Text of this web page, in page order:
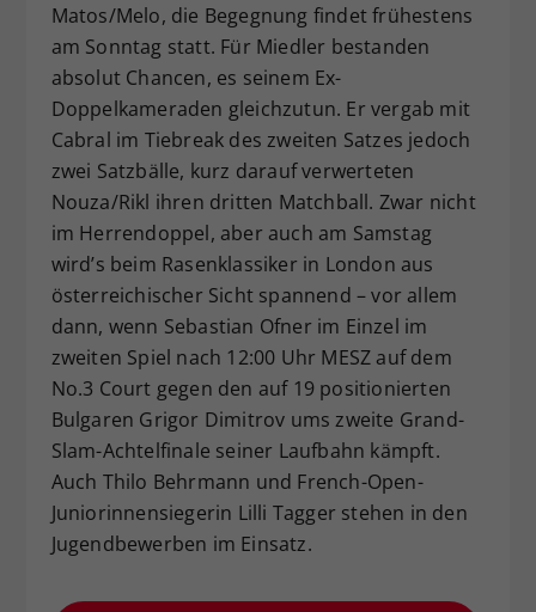
Matos/Melo, die Begegnung findet frühestens
am Sonntag statt. Für Miedler bestanden
absolut Chancen, es seinem Ex-
Doppelkameraden gleichzutun. Er vergab mit
Cabral im Tiebreak des zweiten Satzes jedoch
zwei Satzbälle, kurz darauf verwerteten
Nouza/Rikl ihren dritten Matchball. Zwar nicht
im Herrendoppel, aber auch am Samstag
wird’s beim Rasenklassiker in London aus
österreichischer Sicht spannend – vor allem
dann, wenn Sebastian Ofner im Einzel im
zweiten Spiel nach 12:00 Uhr MESZ auf dem
No.3 Court gegen den auf 19 positionierten
Bulgaren Grigor Dimitrov ums zweite Grand-
Slam-Achtelfinale seiner Laufbahn kämpft.
Auch Thilo Behrmann und French-Open-
Juniorinnensiegerin Lilli Tagger stehen in den
Jugendbewerben im Einsatz.